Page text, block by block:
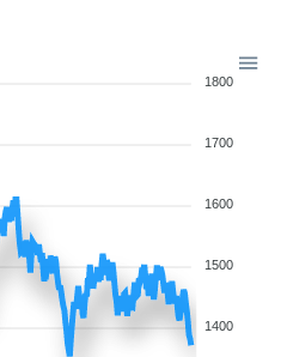
1800
1700
1600
1500
1400